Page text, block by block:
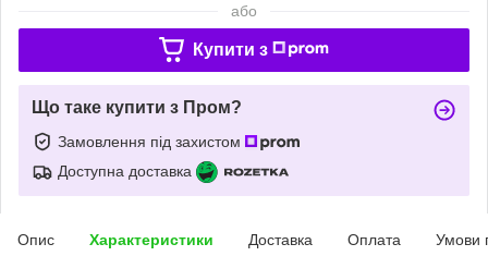
або
Купити з
Що таке купити з Пром?
Замовлення під захистом
Доступна доставка
Опис Характеристики Доставка Оплата Умови